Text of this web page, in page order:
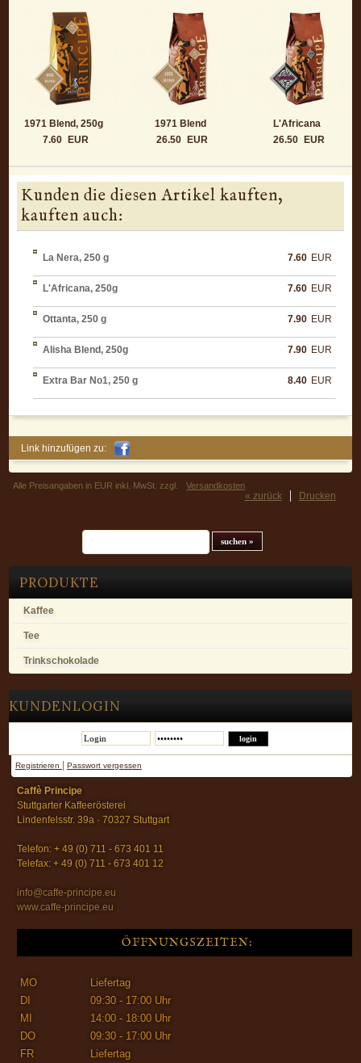
PRODUKTE
Kaffee
Tee
Trinkschokolade
KUNDENLOGIN
Registrieren Passwort vergessen
Caffè Principe
Stuttgarter Kaffeerösterei
Lindenfelsstr. 39a · 70327 Stuttgart
Telefon: + 49 (0) 711 - 673 401 11
Telefax: + 49 (0) 711 - 673 401 12
info@caffe-principe.eu
www.caffe-principe.eu
ÖFFNUNGSZEITEN:
MO
Liefertag
DI
09:30 - 17:00 Uhr
MI
14:00 - 18:00 Uhr
DO
09:30 - 17:00 Uhr
FR
Liefertag
1971 Blend, 250g
7.60
EUR
1971 Blend
26.50
EUR
L'Africana
26.50
EUR
Kunden die diesen Artikel kauften,
kauften auch:
La Nera, 250 g 7.60 EUR
L'Africana, 250g 7.60 EUR
Ottanta, 250 g 7.90 EUR
Alisha Blend, 250g 7.90 EUR
Extra Bar No1, 250 g 8.40 EUR
Link hinzufügen zu:
Alle Preisangaben in EUR inkl. MwSt. zzgl. Versandkosten
Drucken
« zurück